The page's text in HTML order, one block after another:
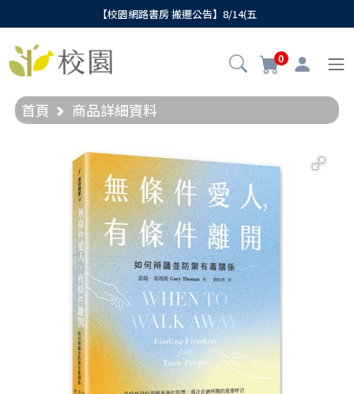
【校園網路書房 搬遷公告】8/14(五
0
首頁 商品詳細資料